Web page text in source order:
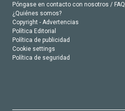
Póngase en contacto con nosotros / FAQ
¿Quiénes somos?
Copyright - Advertencias
Política Editorial
Política de publicidad
Cookie settings
Política de seguridad